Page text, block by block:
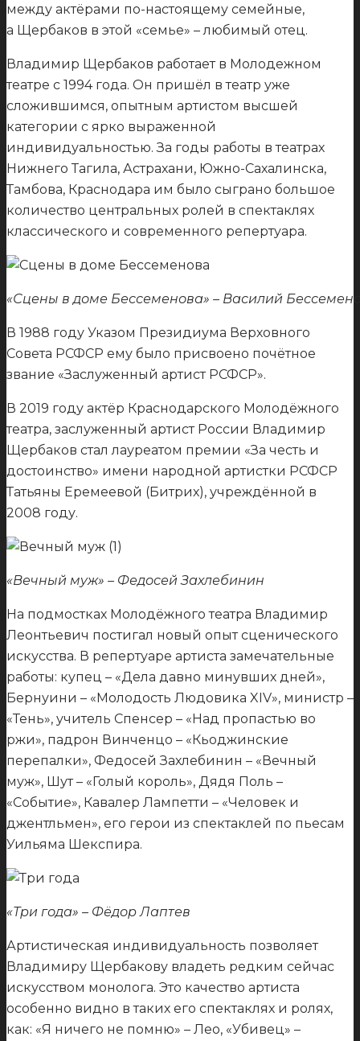
между актёрами по-настоящему семейные,
а Щербаков в этой «семье» – любимый отец.
Владимир Щербаков работает в Молодежном
театре с 1994 года. Он пришёл в театр уже
сложившимся, опытным артистом высшей
категории с ярко выраженной
индивидуальностью. За годы работы в театрах
Нижнего Тагила, Астрахани, Южно-Сахалинска,
Тамбова, Краснодара им было сыграно большое
количество центральных ролей в спектаклях
классического и современного репертуара.
«Сцены в доме Бессеменова» – Василий
В 1988 году Указом Президиума Верховного
Совета РСФСР ему было присвоено почётное
звание «Заслуженный артист РСФСР».
В 2019 году актёр Краснодарского Молодёжного
театра, заслуженный артист России Владимир
Щербаков стал лауреатом премии «За честь и
достоинство» имени народной артистки РСФСР
Татьяны Еремеевой (Битрих), учреждённой в
2008 году.
«Вечный муж» – Федосей Захлебинин
На подмостках Молодёжного театра Владимир
Леонтьевич постигал новый опыт сценического
искусства. В репертуаре артиста замечательные
работы: купец – «Дела давно минувших дней»,
Бернуини – «Молодость Людовика XIV», министр –
«Тень», учитель Спенсер – «Над пропастью во
ржи», падрон Винченцо – «Кьоджинские
перепалки», Федосей Захлебинин – «Вечный
муж», Шут – «Голый король», Дядя Поль –
«Событие», Кавалер Лампетти – «Человек и
джентльмен», его герои из спектаклей по пьесам
Уильяма Шекспира.
«Три года» – Фёдор Лаптев
Артистическая индивидуальность позволяет
Владимиру Щербакову владеть редким сейчас
искусством монолога. Это качество артиста
особенно видно в таких его спектаклях и ролях,
как: «Я ничего не помню» – Лео, «Убивец» –